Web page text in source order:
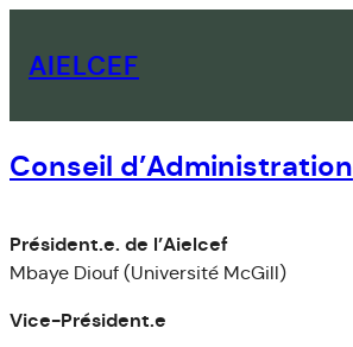
content
AIELCEF
Conseil d’Administration
Président.e. de l’Aielcef
Mbaye Diouf (Université McGill)
Vice-Président.e